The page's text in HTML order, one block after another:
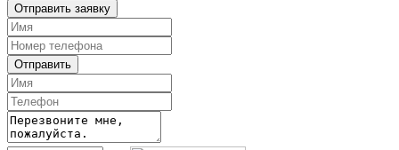
Отправить заявку
Отправить